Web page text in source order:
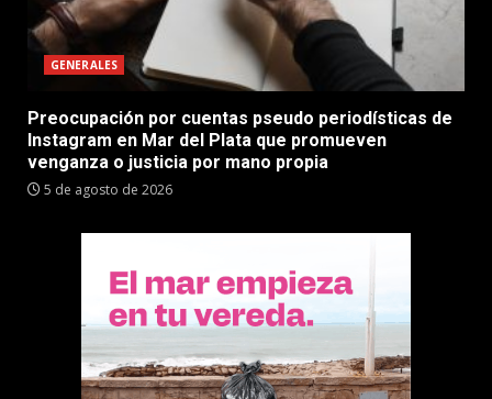
GENERALES
Preocupación por cuentas pseudo periodísticas de
Instagram en Mar del Plata que promueven
venganza o justicia por mano propia
5 de agosto de 2026